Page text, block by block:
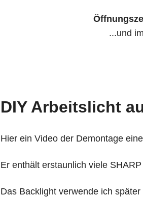
...und
DIY Arbeitslicht
Hier ein Video der Demontage
Er enthält erstaunlich viele SHARP
Das Backlight verwende ich